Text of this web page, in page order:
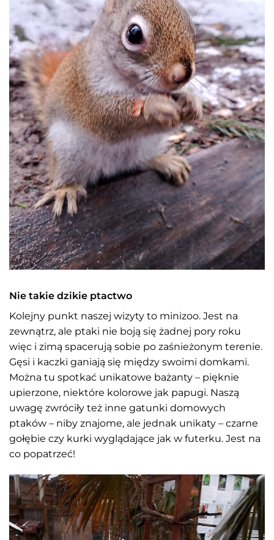
Nie takie dzikie ptactwo
Kolejny punkt naszej wizyty to minizoo. Jest na
zewnątrz, ale ptaki nie boją się żadnej pory roku
więc i zimą spacerują sobie po zaśnieżonym terenie.
Gęsi i kaczki ganiają się między swoimi domkami.
Można tu spotkać unikatowe bażanty – pięknie
upierzone, niektóre kolorowe jak papugi. Naszą
uwagę zwróciły też inne gatunki domowych
ptaków – niby znajome, ale jednak unikaty – czarne
gołębie czy kurki wyglądające jak w futerku. Jest na
co popatrzeć!